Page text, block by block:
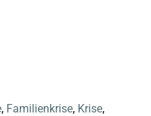
, Familienkrise, Krise,